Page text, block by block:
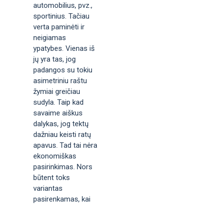
automobilius, pvz.,
sportinius. Tačiau
verta paminėti ir
neigiamas
ypatybes. Vienas iš
jų yra tas, jog
padangos su tokiu
asimetriniu raštu
žymiai greičiau
sudyla. Taip kad
savaime aiškus
dalykas, jog tektų
dažniau keisti ratų
apavus. Tad tai nėra
ekonomiškas
pasirinkimas. Nors
būtent toks
variantas
pasirenkamas, kai